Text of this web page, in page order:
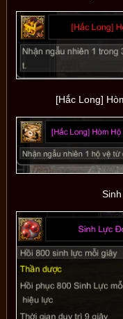
[Hắc Long]